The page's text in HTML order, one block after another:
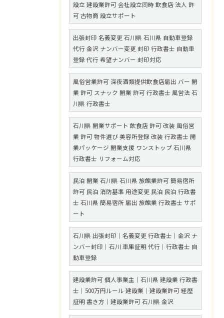
設立 建設業許可 会社設立同時 飲食店 法人 許
可 古物商 設立サポート
出張封印 名義変更 石川県 石川県 自動車登録
代行 金沢 ナンバー変更 封印 行政書士 自動車
登録 代行 希望ナンバー 封印対応
風俗営業許可 深夜酒類提供飲食店届出 バー 開
業 許可 スナック 開業 許可 行政書士 風営法 石
川県 行政書士
石川県 開業サポート 飲食店 許可 改装 風俗営
業 許可 物件選び 美容所登録 改装 行政書士 開
業パッケージ 開業支援 ワンストップ 石川県
行政書士 リフォーム対応
民泊 開業 石川県 石川県 旅館業許可 簡易宿所
許可 民泊 消防基準 用途変更 民泊 民泊 行政書
士 石川県 簡易宿所 届出 旅館業 行政書士 サポ
ート
石川県 出張封印｜名義変更 行政書士｜金沢 ナ
ンバー封印｜石川 車庫証明 代行｜行政書士 自
動車登録
建設業許可 個人事業主｜石川県 建設業 行政書
士｜500万円ルール 建設業｜建設業許可 経歴
証明 書き方｜建設業許可 石川県 金沢